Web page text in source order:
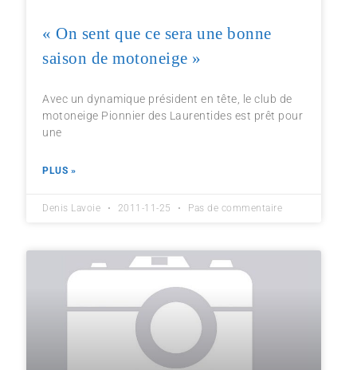
« On sent que ce sera une bonne
saison de motoneige »
Avec un dynamique président en tête, le club de
motoneige Pionnier des Laurentides est prêt pour
une
PLUS »
Denis Lavoie 2011-11-25 Pas de commentaire